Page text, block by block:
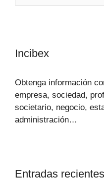
Incibex
Obtenga información
empresa, sociedad,
societario, negocio,
administración…
Entradas recientes